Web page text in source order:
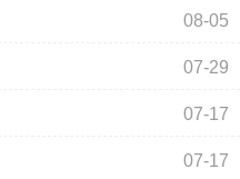
08-05
07-29
07-17
07-17